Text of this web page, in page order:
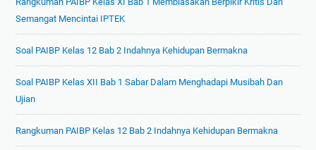
a
r
a
a
b
a
n
2
0
2
0
2
0
Semangat Mencintai IPTEK
Soal PAIBP Kelas 12 Bab 2 Indahnya Kehidupan Bermakna
Soal PAIBP Kelas XII Bab 1 Sabar Dalam Menghadapi Musibah Dan
Ujian
Rangkuman PAIBP Kelas 12 Bab 2 Indahnya Kehidupan Bermakna